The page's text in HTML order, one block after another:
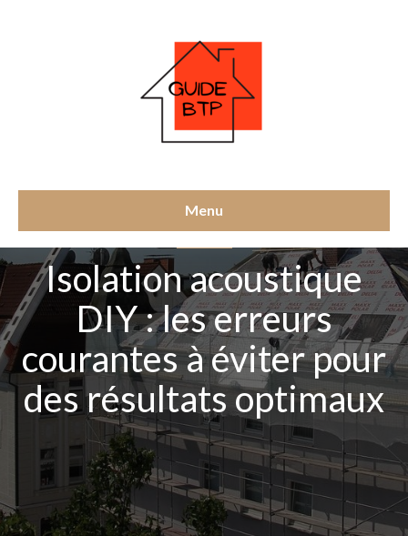
Menu
Isolation acoustique
DIY : les erreurs
courantes à éviter pour
des résultats optimaux